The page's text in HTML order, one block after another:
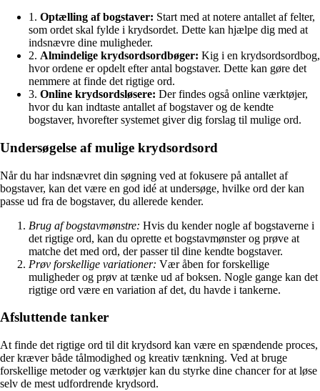
1. Optælling af bogstaver: Start med at notere antallet af felter,
som ordet skal fylde i krydsordet. Dette kan hjælpe dig med at
indsnævre dine muligheder.
2. Almindelige krydsordsordbøger: Kig i en krydsordsordbog,
hvor ordene er opdelt efter antal bogstaver. Dette kan gøre det
nemmere at finde det rigtige ord.
3. Online krydsordsløsere: Der findes også online værktøjer,
hvor du kan indtaste antallet af bogstaver og de kendte
bogstaver, hvorefter systemet giver dig forslag til mulige ord.
Undersøgelse af mulige krydsordsord
Når du har indsnævret din søgning ved at fokusere på antallet af
bogstaver, kan det være en god idé at undersøge, hvilke ord der kan
passe ud fra de bogstaver, du allerede kender.
Brug af bogstavmønstre: Hvis du kender nogle af bogstaverne i
det rigtige ord, kan du oprette et bogstavmønster og prøve at
matche det med ord, der passer til dine kendte bogstaver.
Prøv forskellige variationer: Vær åben for forskellige
muligheder og prøv at tænke ud af boksen. Nogle gange kan det
rigtige ord være en variation af det, du havde i tankerne.
Afsluttende tanker
At finde det rigtige ord til dit krydsord kan være en spændende proces,
der kræver både tålmodighed og kreativ tænkning. Ved at bruge
forskellige metoder og værktøjer kan du styrke dine chancer for at løse
selv de mest udfordrende krydsord.